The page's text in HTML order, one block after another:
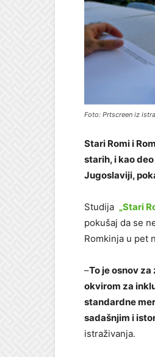
Foto: Prtscreen iz
Stari Romi i
starih, i kao
Jugoslaviji,
Studija „Stari
pokušaj da se
Romkinja u pet
–To je osnov
okvirom za
standardne
sadašnjim i
istraživanja.